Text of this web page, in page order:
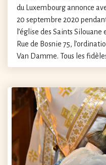
du Luxembourg annonce
20 septembre 2020
l’église des Saints
Rue de Bosnie 75,
Van Damme. Tous les